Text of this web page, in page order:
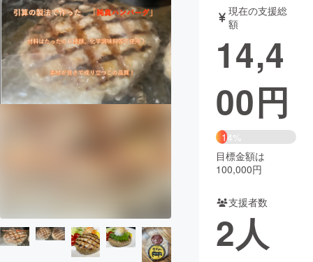
アート・写真 音楽
テクノロジー・ガジェット ゲーム・
映像・映画 書籍・雑誌
チャレンジ
CAMPFIRE Creation
CAMPFIREふるさと納税machi-ya コミュニティ
現在の支援総
額
14,4
00円
14%
目標金額は
100,000円
支援者数
2人